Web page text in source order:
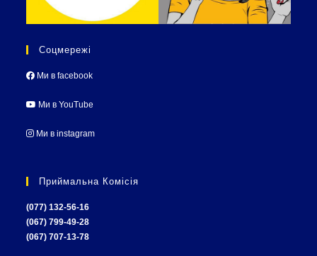
Соцмережі
Ми в facebook
Ми в YouTube
Ми в instagram
Приймальна Комісія
(077) 132-56-16
(067) 799-49-28
(067) 707-13-78